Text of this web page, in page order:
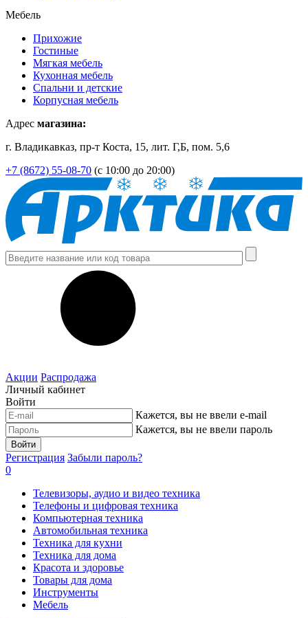
Мебель
Прихожие
Гостиные
Мягкая мебель
Кухонная мебель
Спальни и детские
Корпусная мебель
Адрес магазина:
г. Владикавказ, пр-т Коста, 15, лит. Г,Б, пом. 5,6
+7 (8672) 55-08-70 (с 10:00 до 20:00)
Акции Распродажа
Личный кабинет
Войти
Кажется, вы не ввели e-mail
Кажется, вы не ввели пароль
Войти
Регистрация Забыли пароль?
0
Телевизоры, аудио и видео техника
Телефоны и цифровая техника
Компьютерная техника
Автомобильная техника
Техника для кухни
Техника для дома
Красота и здоровье
Товары для дома
Инструменты
Мебель